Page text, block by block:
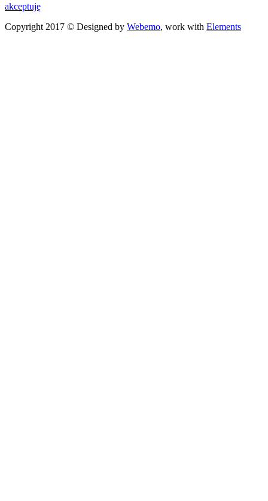
akceptuję
Copyright 2017 © Designed by Webemo, work with Elements